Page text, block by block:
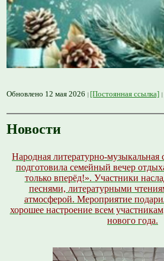
Обновлено 12 мая 2026 [Постоянная ссылка]
Новости
Народная литературно-музыкальная
подготовила семейный вечер
только вперёд!». Участники
песнями, литературными
атмосферой. Мероприятие
хорошее настроение всем
нового года.